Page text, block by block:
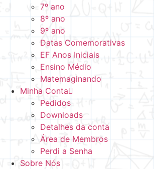
7º ano
8º ano
9º ano
Datas Comemorativas
EF Anos Iniciais
Ensino Médio
Matemaginando
Minha Conta
Pedidos
Downloads
Detalhes da conta
Área de Membros
Perdi a Senha
Sobre Nós